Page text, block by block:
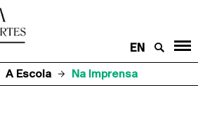
EN
A Escola Na Imprensa